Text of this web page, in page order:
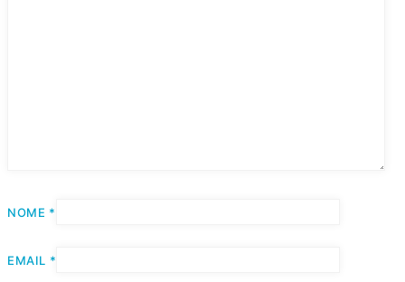
NOME *
EMAIL *